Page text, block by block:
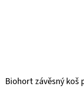
Biohort závěsný koš